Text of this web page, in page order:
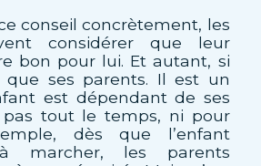
conseil concrètement, les
considérer que leur
bon pour lui. Et autant, si
que ses parents. Il est un
est dépendant de ses
pas tout le temps, ni pour
dès que l’enfant
marcher, les parents